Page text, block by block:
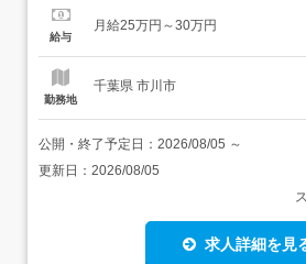
ング 眼精疲労・頭痛・睡眠のお悩
給与
月給25万円～30万円
勤務地
千葉県 市川市
公開・終了予定日： 2026/08/05 ～
更新日： 2026/08/05
求人詳細を見